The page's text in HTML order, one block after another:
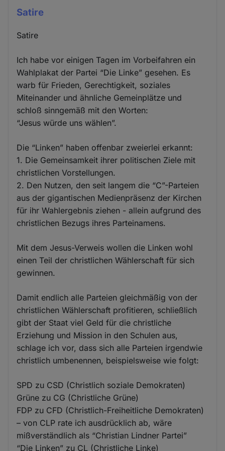
Satire
Satire
Ich habe vor einigen Tagen im Vorbeifahren ein
Wahlplakat der Partei “Die Linke” gesehen. Es
warb für Frieden, Gerechtigkeit, soziales
Miteinander und ähnliche Gemeinplätze und
schloß sinngemäß mit den Worten:
“Jesus würde uns wählen”.
Die “Linken” haben offenbar zweierlei erkannt:
1. Die Gemeinsamkeit ihrer politischen Ziele mit
christlichen Vorstellungen.
2. Den Nutzen, den seit langem die “C”-Parteien
aus der gigantischen Medienpräsenz der Kirchen
für ihr Wahlergebnis ziehen - allein aufgrund des
christlichen Bezugs ihres Parteinamens.
Mit dem Jesus-Verweis wollen die Linken wohl
einen Teil der christlichen Wählerschaft für sich
gewinnen.
Damit endlich alle Parteien gleichmäßig von der
christlichen Wählerschaft profitieren, schließlich
gibt der Staat viel Geld für die christliche
Erziehung und Mission in den Schulen aus,
schlage ich vor, dass sich alle Parteien irgendwie
christlich umbenennen, beispielsweise wie folgt:
SPD zu CSD (Christlich soziale Demokraten)
Grüne zu CG (Christliche Grüne)
FDP zu CFD (Christlich-Freiheitliche Demokraten)
– von CLP rate ich ausdrücklich ab, wäre
mißverständlich als “Christian Lindner Partei”
“Die Linken” zu CL (Christliche Linke)